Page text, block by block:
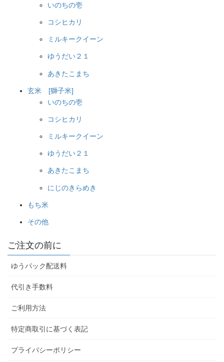
いのちの壱
コシヒカリ
ミルキークイーン
ゆうだい２１
あきたこまち
玄米 [獅子米]
いのちの壱
コシヒカリ
ミルキークイーン
ゆうだい２１
あきたこまち
にじのきらめき
もち米
その他
ご注文の前に
ゆうパック配送料
代引き手数料
ご利用方法
特定商取引に基づく表記
プライバシーポリシー